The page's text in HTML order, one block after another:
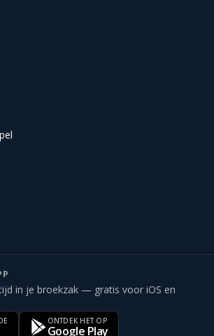
in je broekzak — gratis voor iOS en
ONTDEK HET OP
Google Play